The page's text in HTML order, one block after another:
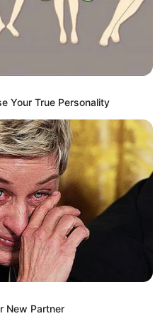
Weiden in der
und Etzenricht mit der
hier diebekanntesten Tier
Ausflugszielen und
und umWeiden in der Oberp
Naturpark Nördlicher Oberpfä
Your True Personality
New Partner